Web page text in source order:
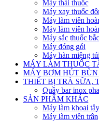
Máy thái thuốc
Máy xay thuốc
Máy làm viên
Máy làm viên
Máy sắc thuốc bắc
Máy đóng gói
Máy hàn miệng
MÁY LÀM THUỐC
MÁY BƠM HÚT BÙN
THIẾT BỊ TRÀ SỮA,
Quầy bar inox
SẢN PHẨM KHÁC
Máy làm khoai tây
Máy làm viên trân